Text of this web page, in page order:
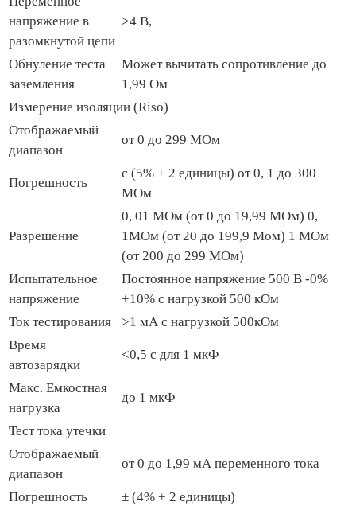
напряжение в
разомкнутой цепи
>4 B,
Обнуление теста
заземления
Может вычитать сопротивление до
1,99 Ом
Измерение изоляции (Riso)
Отображаемый
диапазон
от 0 до 299 МОм
Погрешность
с (5% + 2 единицы) от 0, 1 до 300
МОм
Разрешение
0, 01 МОм (от 0 до 19,99 МОм) 0,
1МОм (от 20 до 199,9 Мом) 1 МОм
(от 200 до 299 МОм)
Испытательное
напряжение
Постоянное напряжение 500 В -0%
+10% с нагрузкой 500 кОм
Ток тестирования
>1 мА с нагрузкой 500кОм
Время
автозарядки
<0,5 с для 1 мкФ
Макс. Емкостная
нагрузка
до 1 мкФ
Тест тока утечки
Отображаемый
диапазон
от 0 до 1,99 мА переменного тока
Погрешность
± (4% + 2 единицы)